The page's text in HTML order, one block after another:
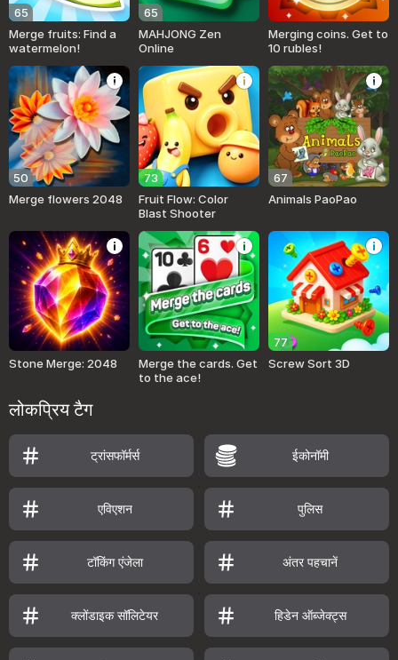
65
Merge fruits: Find a
watermelon!
65
MAHJONG Zen
Online
Merging coins. Get to
10 rubles!
50
Merge flowers 2048
73
Fruit Flow: Color
Blast Shooter
67
Animals PaoPao
Stone Merge: 2048
Merge the cards. Get
to the ace!
77
Screw Sort 3D
लोकप्रिय टैग
ट्रांसफॉर्मर्स ईकोनॉमी
एविएशन पुलिस
टॉकिंग एंजेला अंतर पहचानें
क्लोंडाइक सॉलिटेयर हिडेन ऑब्जेक्ट्स